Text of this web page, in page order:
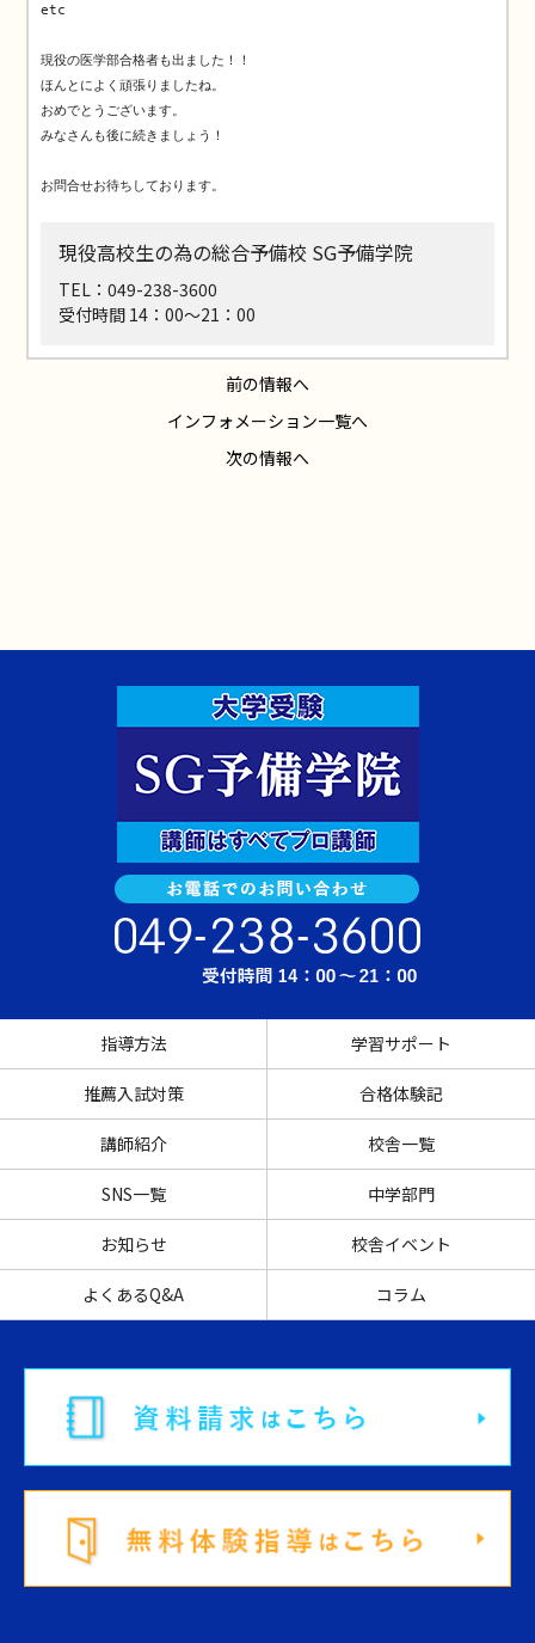
etc
現役の医学部合格者も出ました！！
ほんとによく頑張りましたね。
おめでとうございます。
みなさんも後に続きましょう！
お問合せお待ちしております。
現役高校生の為の総合予備校 SG予備学院
TEL：049-238-3600
受付時間 14：00～21：00
前の情報へ
インフォメーション一覧へ
次の情報へ
指導方法 学習サポート
推薦入試対策 合格体験記
講師紹介 校舎一覧
SNS一覧 中学部門
お知らせ 校舎イベント
よくあるQ&A コラム